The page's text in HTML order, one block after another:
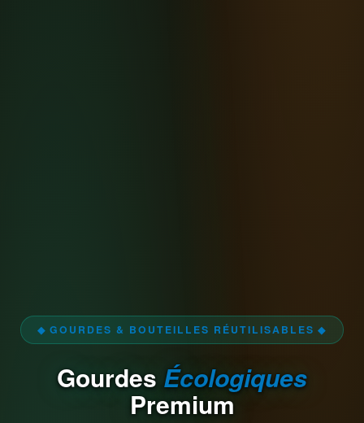
◆ GOURDES & BOUTEILLES RÉUTILISABLES ◆
Gourdes Écologiques
Premium